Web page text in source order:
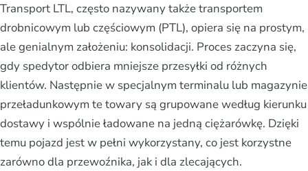
Transport LTL, często nazywany także transportem
drobnicowym lub częściowym (PTL), opiera się na prostym,
ale genialnym założeniu: konsolidacji. Proces zaczyna się,
gdy spedytor odbiera mniejsze przesyłki od różnych
klientów. Następnie w specjalnym terminalu lub magazynie
przeładunkowym te towary są grupowane według kierunku
dostawy i wspólnie ładowane na jedną ciężarówkę. Dzięki
temu pojazd jest w pełni wykorzystany, co jest korzystne
zarówno dla przewoźnika, jak i dla zlecających.